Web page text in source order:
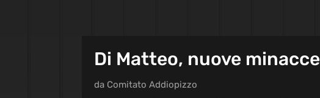
Di Matteo, nuove minacce
da Comitato Addiopizzo